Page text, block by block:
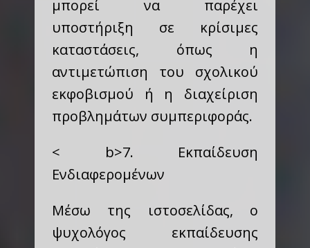
μπορεί να παρέχει
υποστήριξη σε κρίσιμες
καταστάσεις, όπως η
αντιμετώπιση του σχολικού
εκφοβισμού ή η διαχείριση
προβλημάτων συμπεριφοράς.
< b>7. Εκπαίδευση
Ενδιαφερομένων
Μέσω της ιστοσελίδας, ο
ψυχολόγος εκπαίδευσης